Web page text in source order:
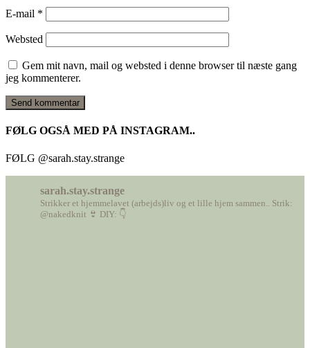
E-mail *
Websted
Gem mit navn, mail og websted i denne browser til næste gang
jeg kommenterer.
FØLG OGSÅ MED PÅ INSTAGRAM..
FØLG @sarah.stay.strange
sarah.stay.strange
Strikker et hjemmelavet (arbejds)liv og et lille hjem sammen.. Strik:
@nakedknit 👙 DIY: 👇